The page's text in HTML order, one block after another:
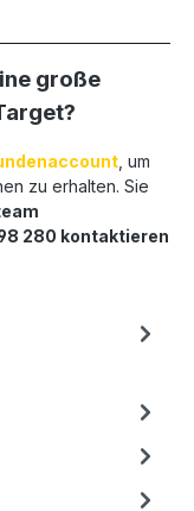
große
, um
zu erhalten. Sie
280 kontaktieren